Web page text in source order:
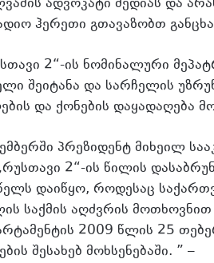
ჰერეთი გთავაზობთ
2“-ის ნომინალური
შეიტანა და სარჩელის
და ქონების დაყადაღება
პრეზიდენტ მიხეილ
2“-ის წილის
დაიწყო, როდესაც
საქმის აღძვრის
2009 წლის 25
შესახებ მოხსენებაში. ” –